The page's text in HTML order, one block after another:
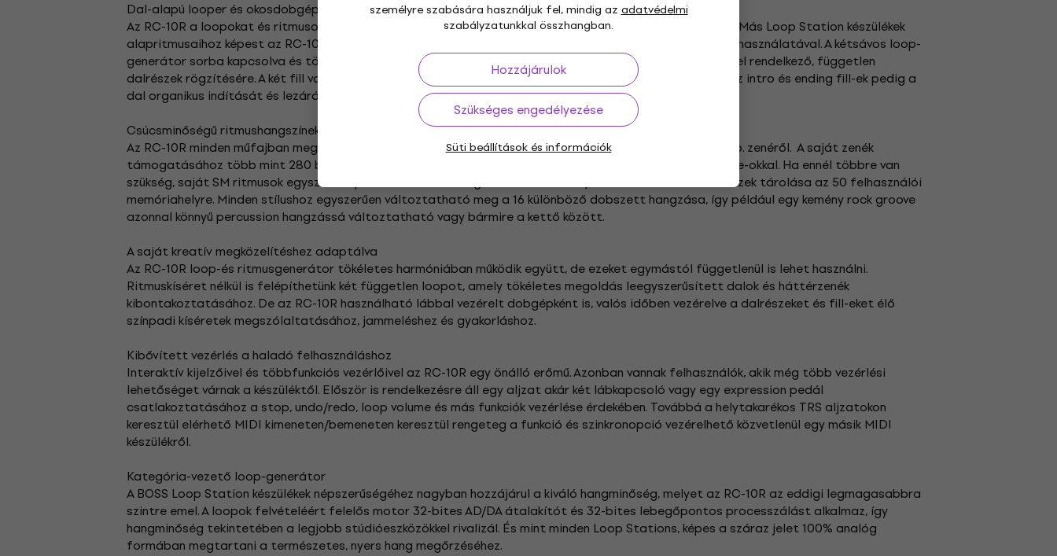
személyre szabására használjuk fel, mindig azadatvédelmi
szabályzatunkkal összhangban.
Hozzájárulok
Szükséges engedélyezése
Süti beállítások és információk
Dal-alapú looper és okosdobgép egy készülékbe sűrítve
Az RC-10R a loopokat és ritmusokat a legkifinomultabb és interaktívabb módon szólaltatja meg együtt. Más Loop Station készülékek
alapritmusaihoz képest az RC-10R minden egyes ritmusa teljes dalstruktúrával rendelkezik, külön part-ok használatával. A kétsávos loop-
generátor sorba kapcsolva és tökéletes szinkronban működik a ritmussal, így képes egyéni ritmuskísérettel rendelkező, független
dalrészek rögzítésére. A két fill variáció természetes energiával tölti meg a dalon belüli átvezetéseket, az intro és ending fill-ek pedig a
dal organikus indítását és lezárását végzik.
Csúcsminőségű ritmushangszínek és organikus groove-ok
Az RC-10R minden műfajban megállja a helyét, legyen szó rock, pop, akusztikus, latin, jazz, elektronikus stb. zenéről. A saját zenék
támogatásához több mint 280 beépített ritmusstílus áll rendelkezésre, természetes és organikus groove-okkal. Ha ennél többre van
szükség, saját SM ritmusok egyszerű importálása is lehetséges a dedikált Mac/Windows szoftverrel és ezek tárolása az 50 felhasználói
memóriahelyre. Minden stílushoz egyszerűen változtatható meg a 16 különböző dobszett hangzása, így például egy kemény rock groove
azonnal könnyű percussion hangzássá változtatható vagy bármire a kettő között.
A saját kreatív megközelítéshez adaptálva
Az RC-10R loop-és ritmusgenerátor tökéletes harmóniában működik együtt, de ezeket egymástól függetlenül is lehet használni.
Ritmuskíséret nélkül is felépíthetünk két független loopot, amely tökéletes megoldás leegyszerűsített dalok és háttérzenék
kibontakoztatásához. De az RC-10R használható lábbal vezérelt dobgépként is, valós időben vezérelve a dalrészeket és fill-eket élő
színpadi kíséretek megszólaltatásához, jammeléshez és gyakorláshoz.
Kibővített vezérlés a haladó felhasználáshoz
Interaktív kijelzőivel és többfunkciós vezérlőivel az RC-10R egy önálló erőmű. Azonban vannak felhasználók, akik még több vezérlési
lehetőséget várnak a készüléktől. Először is rendelkezésre áll egy aljzat akár két lábkapcsoló vagy egy expression pedál
csatlakoztatásához a stop, undo/redo, loop volume és más funkciók vezérlése érdekében. Továbbá a helytakarékos TRS aljzatokon
keresztül elérhető MIDI kimeneten/bemeneten keresztül rengeteg a funkció és szinkronopció vezérelhető közvetlenül egy másik MIDI
készülékről.
Kategória-vezető loop-generátor
A BOSS Loop Station készülékek népszerűségéhez nagyban hozzájárul a kiváló hangminőség, melyet az RC-10R az eddigi legmagasabbra
szintre emel. A loopok felvételéért felelős motor 32-bites AD/DA átalakítót és 32-bites lebegőpontos processzálást alkalmaz, így
hangminőség tekintetében a legjobb stúdióeszközökkel rivalizál. És mint minden Loop Stations, képes a száraz jelet 100% analóg
formában megtartani a természetes, nyers hang megőrzéséhez.